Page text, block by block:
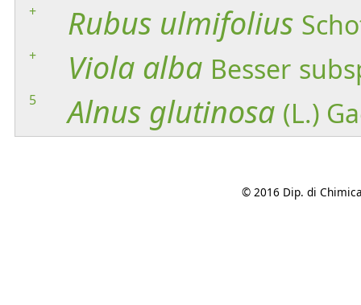
+ Rubus ulmifolius
+ Viola alba Besser
5 Alnus glutinosa (L.)
© 2016 Dip. di